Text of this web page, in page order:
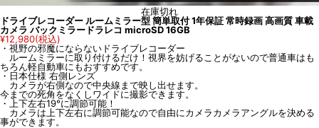
在庫切れ
ドライブレコーダー ルームミラー型 簡単取付 1年保証 常時録画 高画質 車載
カメラ バックミラードラレコ microSD 16GB
¥12,980(税込)
・視野の邪魔にならないドライブレコーダー
ルームミラーに取り付けるだけ！視界を妨げることがないので普通車はも
ちろん軽自動車にもおすすめです。
・日本仕様 右側レンズ
カメラが右側なので中央線まで映し出せます。
今までの死角をなくしワイドに撮影できます。
・上下左右19°に調節可能！
カメラは上下左右に調節可能なので自由にカメラカメラアングルを決める
事ができます。